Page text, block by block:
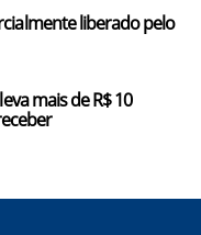
liberado pelo
mais de R$ 10